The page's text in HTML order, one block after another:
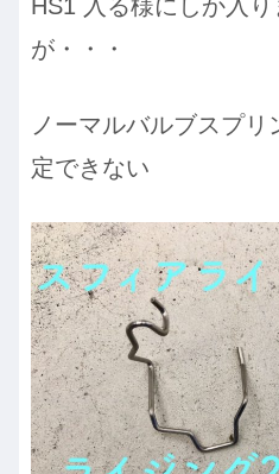
HS1 入る様にしか入
が・・・
ノーマルバルブスプリ
定できない